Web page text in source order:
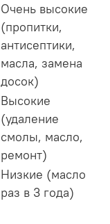
Очень высокие
(пропитки,
антисептики,
масла, замена
досок)
Высокие
(удаление
смолы, масло,
ремонт)
Низкие (масло
раз в 3 года)